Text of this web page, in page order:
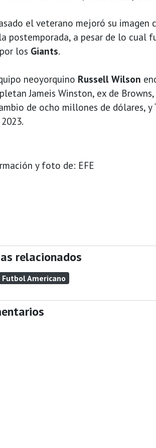
el veterano mejoró su imagen
postemporada, a pesar de lo cual
los Giants.
neoyorquino Russell Wilson
Jameis Winston, ex de
de ocho millones de dólares,
y foto de: EFE
relacionados
Futbol Americano